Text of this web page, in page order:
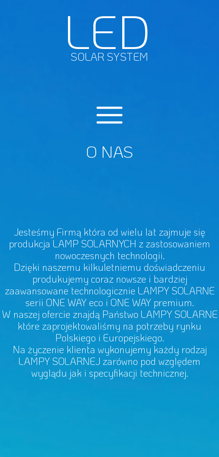
LED
SOLAR SYSTEM
Jesteśmy Firmą która od wielu lat zajmuje się
produkcja LAMP SOLARNYCH z zastosowaniem
nowoczesnych technologii.
Dzięki naszemu kilkuletniemu doświadczeniu
produkujemy coraz nowsze i bardziej
zaawansowane technologicznie LAMPY SOLARNE
serii ONE WAY eco i ONE WAY premium.
W naszej ofercie znajdą Państwo LAMPY SOLARNE
które zaprojektowaliśmy na potrzeby rynku
Polskiego i Europejskiego.
Na życzenie klienta wykonujemy każdy rodzaj
LAMPY SOLARNEJ zarówno pod względem
wyglądu jak i specyfikacji technicznej.
O NAS